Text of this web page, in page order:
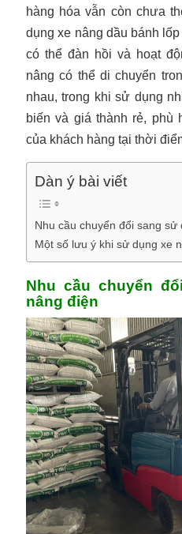
hàng hóa vẫn còn chưa
dụng xe nâng dầu bánh
có thể đàn hồi và hoạt
nâng có thể di chuyển
nhau, trong khi sử dụng
biến và giá thành rẻ,
của khách hàng tại thời
Dàn ý bài viết
Nhu cầu chuyển đổi sang sử
Một số lưu ý khi sử dụng xe
Nhu cầu chuyển
nâng điện